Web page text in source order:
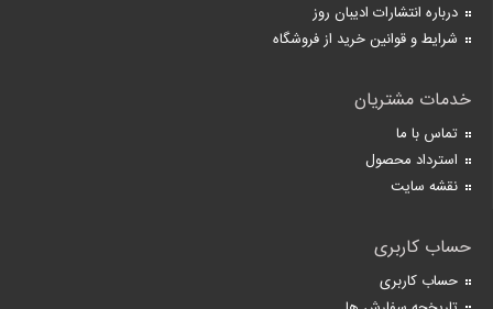
درباره انتشارات ادیبان روز
شرایط و قوانین خرید از فروشگاه
خدمات مشتریان
تماس با ما
استرداد محصول
نقشه سایت
حساب کاربری
حساب کاربری